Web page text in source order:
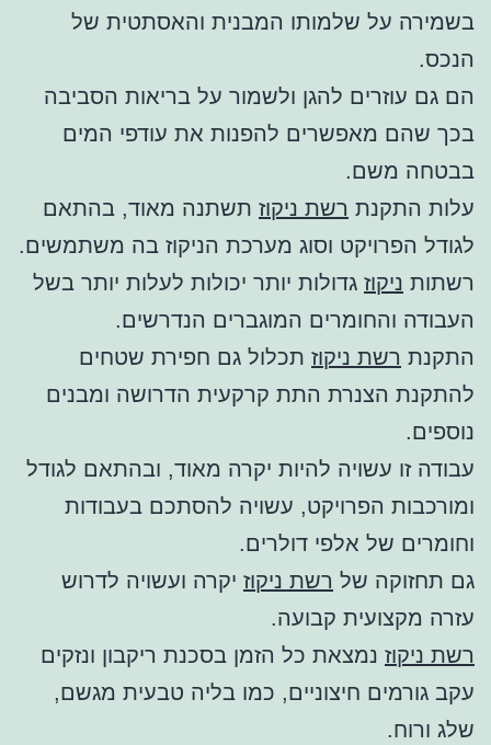
בשמירה על שלמותו המבנית והאסתטית של
הנכס.
הם גם עוזרים להגן ולשמור על בריאות הסביבה
בכך שהם מאפשרים להפנות את עודפי המים
בבטחה משם.
עלות התקנת רשת ניקוז תשתנה מאוד, בהתאם
לגודל הפרויקט וסוג מערכת הניקוז בה משתמשים.
רשתות ניקוז גדולות יותר יכולות לעלות יותר בשל
העבודה והחומרים המוגברים הנדרשים.
התקנת רשת ניקוז תכלול גם חפירת שטחים
להתקנת הצנרת התת קרקעית הדרושה ומבנים
נוספים.
עבודה זו עשויה להיות יקרה מאוד, ובהתאם לגודל
ומורכבות הפרויקט, עשויה להסתכם בעבודות
וחומרים של אלפי דולרים.
גם תחזוקה של רשת ניקוז יקרה ועשויה לדרוש
עזרה מקצועית קבועה.
רשת ניקוז נמצאת כל הזמן בסכנת ריקבון ונזקים
עקב גורמים חיצוניים, כמו בליה טבעית מגשם,
שלג ורוח.